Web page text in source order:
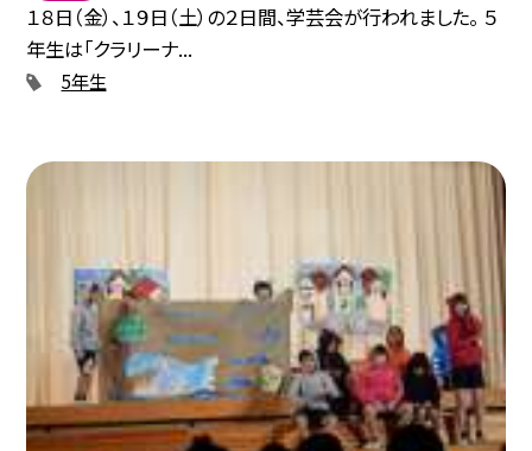
１８日（金）、１９日（土）の２日間、学芸会が行われました。 ５
年生は「クラリーナ...
5年生